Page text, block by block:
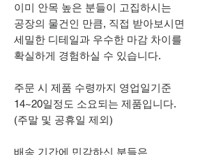
이미 안목 높은 분들이 고집하시는
공장의 물건인 만큼, 직접 받아보시면
세밀한 디테일과 우수한 마감 차이를
확실하게 경험하실 수 있습니다.
주문 시 제품 수령까지 영업일기준
14~20일정도 소요되는 제품입니다.
(주말 및 공휴일 제외)
배송 기간에 민감하신 분들은